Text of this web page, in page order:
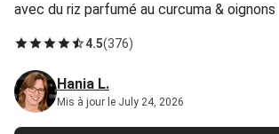
avec du riz parfumé au curcuma & oignons
4.5(376)
Hania L.
Mis à jour le July 24, 2026